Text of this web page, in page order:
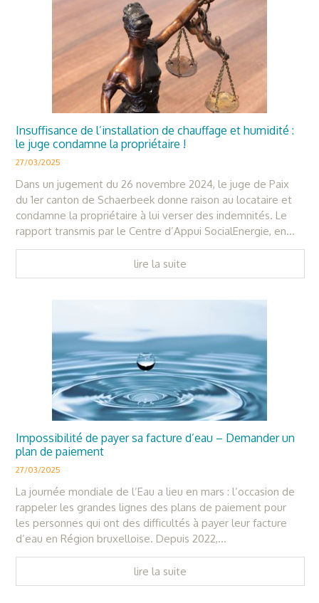
Insuffisance de l’installation de chauffage et humidité :
le juge condamne la propriétaire !
27/03/2025
Dans un jugement du 26 novembre 2024, le juge de Paix
du 1er canton de Schaerbeek donne raison au locataire et
condamne la propriétaire à lui verser des indemnités. Le
rapport transmis par le Centre d’Appui SocialEnergie, en...
lire la suite
Impossibilité de payer sa facture d’eau – Demander un
plan de paiement
27/03/2025
La journée mondiale de l’Eau a lieu en mars : l’occasion de
rappeler les grandes lignes des plans de paiement pour
les personnes qui ont des difficultés à payer leur facture
d’eau en Région bruxelloise. Depuis 2022,...
lire la suite